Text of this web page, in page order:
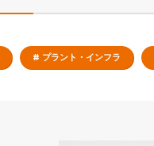
# プラント・インフラ